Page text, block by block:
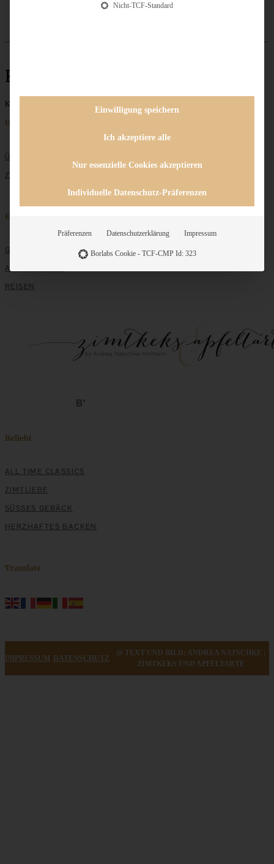
Kaffee
Keine Beiträge gefunden
Unternehmen
ÜBER MICH
ZUSAMMENARBEIT
Entdecken
GRUNDLAGEN
ALLE REZEPTE
REISEN
Beliebt
ALL TIME CLASSICS
ZIMTLIEBE
SÜSSES GEBÄCK
HERZHAFTES BACKEN
Translate
IMPRESSUM DATENSCHUTZ
@ TEXT UND BILD: ANDREA NATSCHKE |
ZIMTKEKS UND APFELTARTE
Nicht-TCF-Standard
Einwilligung speichern
Ich akzeptiere alle
Nur essenzielle Cookies akzeptieren
Individuelle Datenschutz-Präferenzen
Präferenzen Datenschutzerklärung Impressum
Borlabs Cookie - TCF-CMP Id: 323